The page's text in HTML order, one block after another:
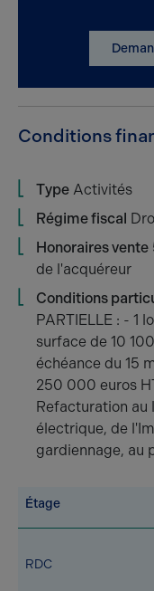
Conditions
Type Activités
Régime fiscal
Honoraires vente
de l'acquéreur
Conditions
PARTIELLE : - 1
surface de 10
échéance du 15
250 000 euros
Refacturation au
électrique, de
gardiennage, au
Étage
RDC